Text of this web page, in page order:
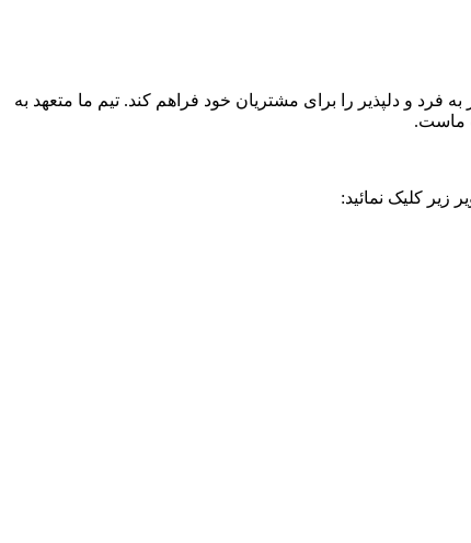
فرد و دلپذیر را برای مشتریان خود فراهم کند. تیم ما متعهد به
ماست.
زیر کلیک نمائید: